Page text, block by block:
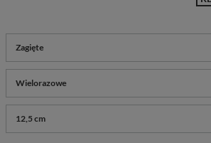
Zagięte
Wielorazowe
12,5 cm